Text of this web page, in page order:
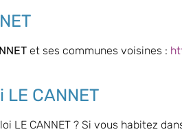
et ses communes voisines :
CANNET
LE CANNET ? Si vous habitez